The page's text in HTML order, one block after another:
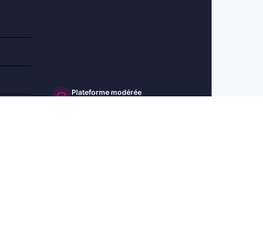
Plateforme modérée